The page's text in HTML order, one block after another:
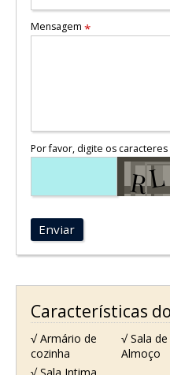
Mensagem *
Por favor, digite os
Enviar
Características
√ Armário de
cozinha
√ Sala de
Almoço
√ Sala Intima